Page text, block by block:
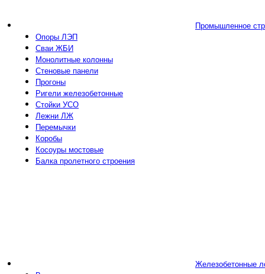
Промышленное
Опоры ЛЭП
Сваи ЖБИ
Монолитные колонны
Стеновые панели
Прогоны
Ригели железобетонные
Стойки УСО
Лежни ЛЖ
Перемычки
Коробы
Косоуры мостовые
Балка пролетного строения
Железобетонные